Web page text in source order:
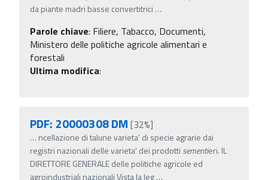
da piante madri basse convertitrici …
Parole chiave: Filiere, Tabacco, Documenti,
Ministero delle politiche agricole alimentari e
forestali
Ultima modifica:
PDF: 20000308 DM [32%]
… ncellazione di talune varieta' di specie agrarie dai
registri nazionali delle varieta' dei prodotti sementieri. IL
DIRETTORE GENERALE delle politiche agricole ed
agroindustriali nazionali Vista la leg…